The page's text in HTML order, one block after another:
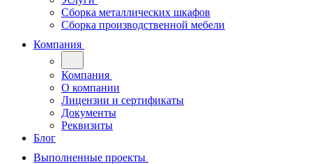
Сборка металлических шкафов
Сборка производственной мебели
Компания
Компания
О компании
Лицензии и сертификаты
Документы
Реквизиты
Блог
Выполненные проекты